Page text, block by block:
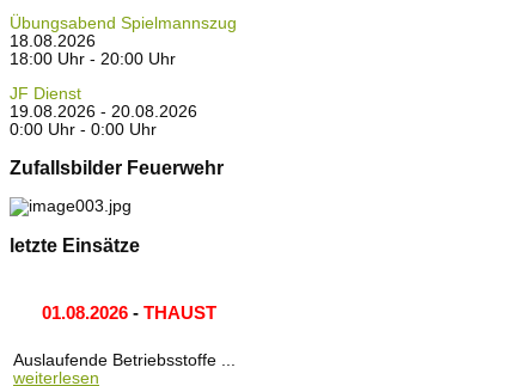
Übungsabend Spielmannszug
18.08.2026
18:00 Uhr - 20:00 Uhr
JF Dienst
19.08.2026 - 20.08.2026
0:00 Uhr - 0:00 Uhr
Zufallsbilder Feuerwehr
letzte Einsätze
01.08.2026 - THAUST
Auslaufende Betriebsstoffe ...
weiterlesen